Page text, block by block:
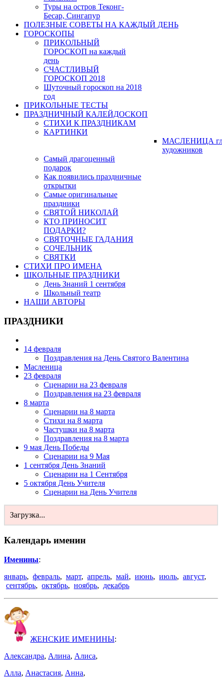
Туры на остров Теконг-
Бесар, Сингапур
ПОЛЕЗНЫЕ СОВЕТЫ НА КАЖДЫЙ ДЕНЬ
ГОРОСКОПЫ
ПРИКОЛЬНЫЙ
ГОРОСКОП на каждый
день
СЧАСТЛИВЫЙ
ГОРОСКОП 2018
Шуточный гороскоп на 2018
год
ПРИКОЛЬНЫЕ ТЕСТЫ
ПРАЗДНИЧНЫЙ КАЛЕЙДОСКОП
СТИХИ К ПРАЗДНИКАМ
КАРТИНКИ
МАСЛЕНИЦА
художников
Самый драгоценный
подарок
Как появились праздничные
открытки
Самые оригинальные
праздники
СВЯТОЙ НИКОЛАЙ
КТО ПРИНОСИТ
ПОДАРКИ?
СВЯТОЧНЫЕ ГАДАНИЯ
СОЧЕЛЬНИК
СВЯТКИ
СТИХИ ПРО ИМЕНА
ШКОЛЬНЫЕ ПРАЗДНИКИ
День Знаний 1 сентября
Школьный театр
НАШИ АВТОРЫ
ПРАЗДНИКИ
14 февраля
Поздравления на День Святого Валентина
Масленица
23 февраля
Сценарии на 23 февраля
Поздравления на 23 февраля
8 марта
Сценарии на 8 марта
Стихи на 8 марта
Частушки на 8 марта
Поздравления на 8 марта
9 мая День Победы
Сценарии на 9 Мая
1 сентября День Знаний
Сценарии на 1 Сентября
5 октября День Учителя
Сценарии на День Учителя
Загрузка...
Календарь именин
Именины:
январь, февраль, март, апрель, май, июнь, июль, август,
сентябрь, октябрь, ноябрь, декабрь
ЖЕНСКИЕ ИМЕНИНЫ:
Александра, Алина, Алиса,
Алла, Анастасия, Анна,